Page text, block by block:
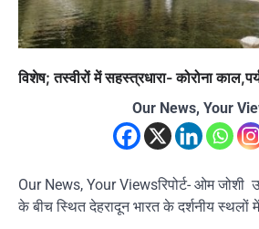
विशेष; तस्वीरों में सहस्त्रधारा- कोरोना
Our News, Your
Our News, Your Viewsरिपोर्ट- ओम जोशी
के बीच स्थित देहरादून भारत के दर्शनीय स्थलों